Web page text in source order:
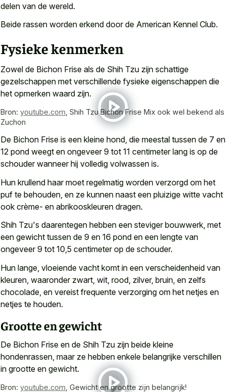
delen van de wereld.
Beide rassen worden erkend door de American Kennel Club.
Fysieke kenmerken
Zowel de Bichon Frise als de Shih Tzu zijn schattige
gezelschappen met verschillende fysieke eigenschappen die
het opmerken waard zijn.
Bron: youtube.com Shih Tzu Bichon Frise Mix ook wel bekend als
Zuchon
De Bichon Frise is een kleine hond, die meestal tussen de 7 en
12 pond weegt en ongeveer 9 tot 11 centimeter lang is op de
schouder wanneer hij volledig volwassen is.
Hun krullend haar moet regelmatig worden verzorgd om het
puf te behouden, en ze kunnen naast een pluizige witte vacht
ook crème- en abrikooskleuren dragen.
Shih Tzu's daarentegen hebben een steviger bouwwerk, met
een gewicht tussen de 9 en 16 pond en een lengte van
ongeveer 9 tot 10,5 centimeter op de schouder.
Hun lange, vloeiende vacht komt in een verscheidenheid van
kleuren, waaronder zwart, wit, rood, zilver, bruin, en zelfs
chocolade, en vereist frequente verzorging om het netjes en
netjes te houden.
Grootte en gewicht
De Bichon Frise en de Shih Tzu zijn beide kleine
hondenrassen, maar ze hebben enkele belangrijke verschillen
in grootte en gewicht.
Bron: youtube.com Gewicht en grootte zijn belangrijk!